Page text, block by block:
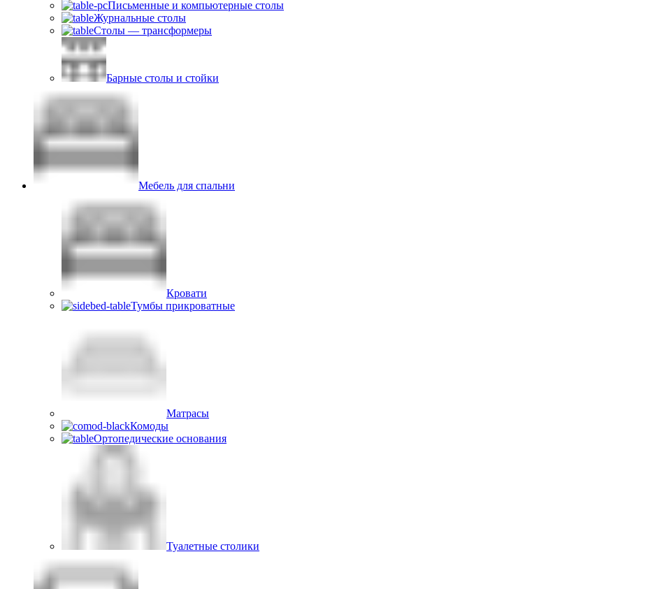
Письменные и компьютерные столы
Журнальные столы
Столы — трансформеры
Барные столы и стойки
Мебель для спальни
Кровати
Тумбы прикроватные
Матрасы
Комоды
Ортопедические основания
Туалетные столики